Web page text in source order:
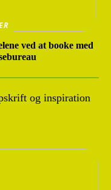
ved at booke med
og inspiration